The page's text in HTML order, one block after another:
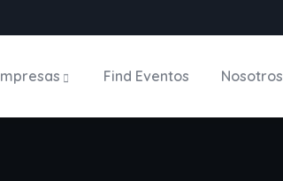
Find Eventos Nosotros